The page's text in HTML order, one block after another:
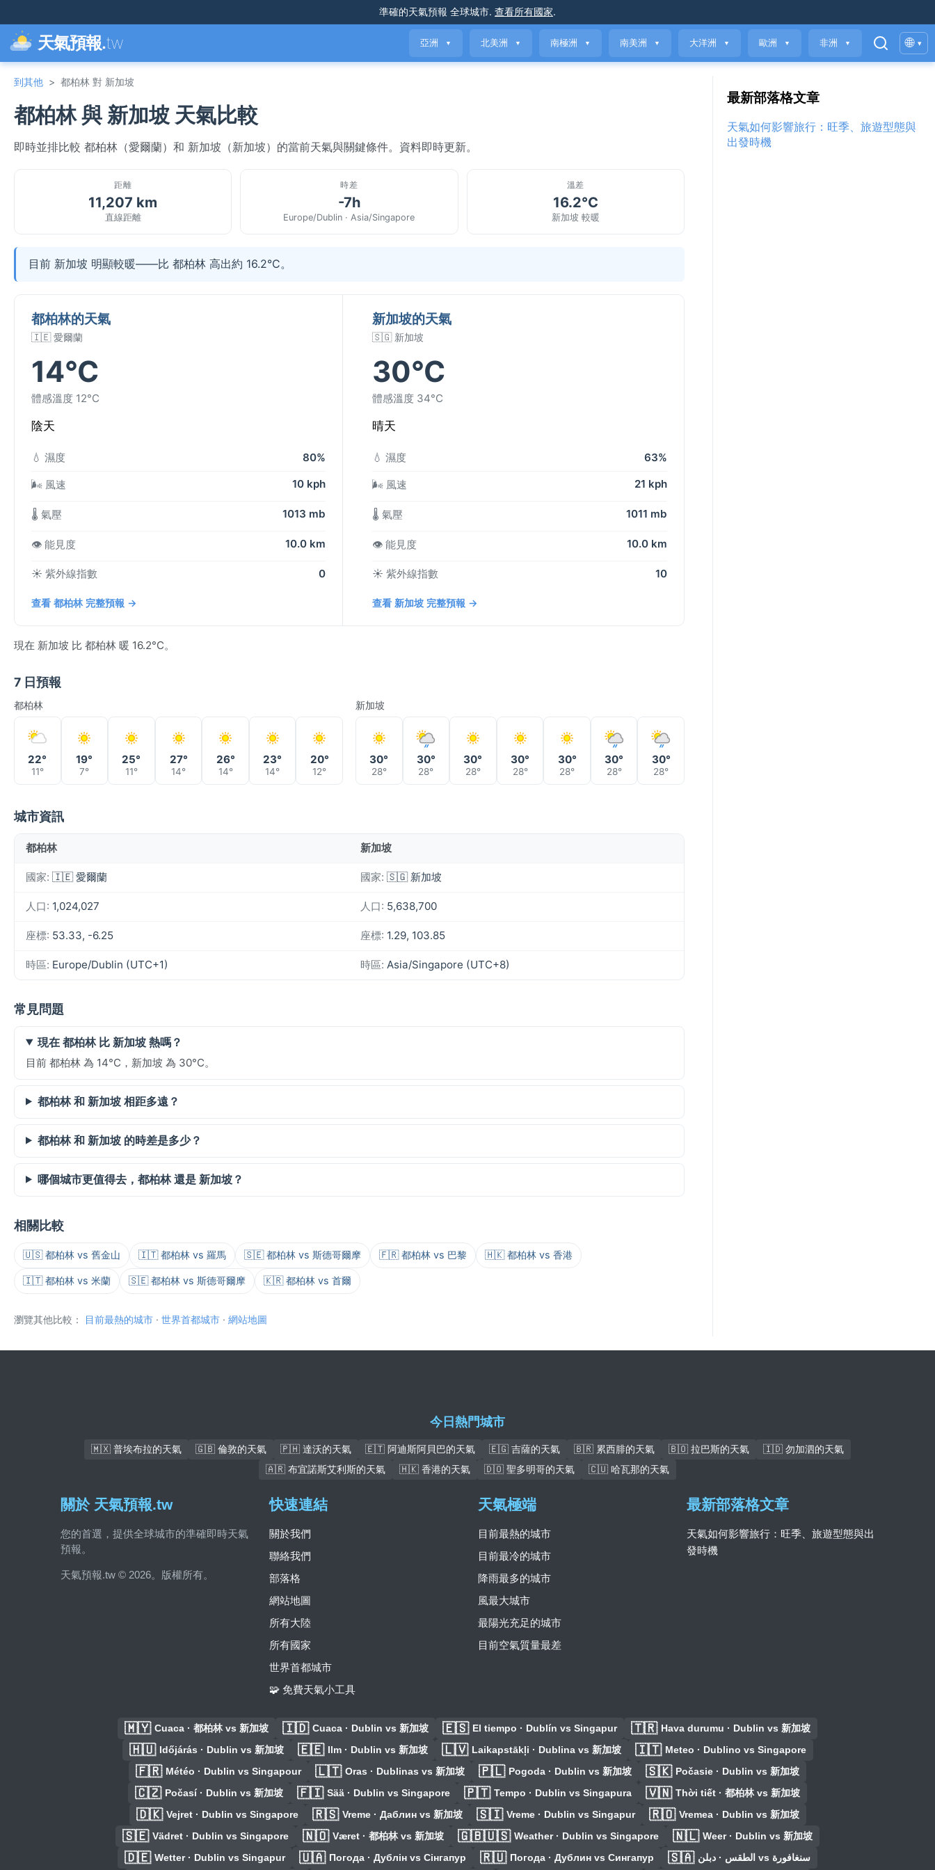
準確的天氣預報 全球城市. 查看所有國家.
天氣預報.tw 亞洲 ▼ 北美洲 ▼ 南極洲 ▼ 南美洲 ▼ 大洋洲 ▼ 歐洲 ▼ 非洲 ▼ 🌐 ▾
到其他 > 都柏林 對 新加坡
都柏林 與 新加坡 天氣比較
即時並排比較 都柏林（愛爾蘭）和 新加坡（新加坡）的當前天氣與關鍵條件。資料即時更新。
距離
11,207 km
直線距離
時差
-7h
Europe/Dublin · Asia/Singapore
溫差
16.2°C
新加坡 較暖
目前 新加坡 明顯較暖——比 都柏林 高出約 16.2°C。
都柏林的天氣
🇮🇪 愛爾蘭
14°C
體感溫度 12°C
陰天
💧 濕度 80%
🌬️ 風速 10 kph
🌡️ 氣壓 1013 mb
👁️ 能見度 10.0 km
☀️ 紫外線指數 0
查看 都柏林 完整預報 →
新加坡的天氣
🇸🇬 新加坡
30°C
體感溫度 34°C
晴天
💧 濕度 63%
🌬️ 風速 21 kph
🌡️ 氣壓 1011 mb
👁️ 能見度 10.0 km
☀️ 紫外線指數 10
查看 新加坡 完整預報 →
現在 新加坡 比 都柏林 暖 16.2°C。
7 日預報
都柏林
22°
11°
19°
7°
25°
11°
27°
14°
26°
14°
23°
14°
20°
12°
新加坡
30°
28°
30°
28°
30°
28°
30°
28°
30°
28°
30°
28°
30°
28°
城市資訊
都柏林 新加坡
國家: 🇮🇪 愛爾蘭 國家: 🇸🇬 新加坡
人口: 1,024,027 人口: 5,638,700
座標: 53.33, -6.25 座標: 1.29, 103.85
時區: Europe/Dublin (UTC+1) 時區: Asia/Singapore (UTC+8)
常見問題
現在 都柏林 比 新加坡 熱嗎？
目前 都柏林 為 14°C，新加坡 為 30°C。
都柏林 和 新加坡 相距多遠？
都柏林 和 新加坡 的時差是多少？
哪個城市更值得去，都柏林 還是 新加坡？
相關比較
🇺🇸 都柏林 vs 舊金山 🇮🇹 都柏林 vs 羅馬 🇸🇪 都柏林 vs 斯德哥爾摩 🇫🇷 都柏林 vs 巴黎 🇭🇰 都柏林 vs 香港
🇮🇹 都柏林 vs 米蘭 🇸🇪 都柏林 vs 斯德哥爾摩 🇰🇷 都柏林 vs 首爾
瀏覽其他比較： 目前最熱的城市 · 世界首都城市 · 網站地圖
最新部落格文章
天氣如何影響旅行：旺季、旅遊型態與
出發時機
今日熱門城市
🇲🇽 普埃布拉的天氣 🇬🇧 倫敦的天氣 🇵🇭 達沃的天氣 🇪🇹 阿迪斯阿貝巴的天氣 🇪🇬 吉薩的天氣 🇧🇷 累西腓的天氣 🇧🇴 拉巴斯的天氣
🇮🇩 勿加泗的天氣
🇦🇷 布宜諾斯艾利斯的天氣
🇭🇰 香港的天氣 🇩🇴 聖多明哥的天氣 🇨🇺 哈瓦那的天氣
關於 天氣預報.tw
您的首選，提供全球城市的準確即時天氣
預報。
天氣預報.tw © 2026。版權所有。
快速連結
關於我們
聯絡我們
部落格
網站地圖
所有大陸
所有國家
世界首都城市
🧩 免費天氣小工具
天氣極端
目前最熱的城市
目前最冷的城市
降雨最多的城市
風最大城市
最陽光充足的城市
目前空氣質量最差
最新部落格文章
天氣如何影響旅行：旺季、旅遊型態與出
發時機
🇲🇾 Cuaca · 都柏林 vs 新加坡 🇮🇩 Cuaca · Dublin vs 新加坡 🇪🇸 El tiempo · Dublín vs Singapur 🇹🇷 Hava durumu · Dublin vs 新加坡
🇭🇺 Időjárás · Dublin vs 新加坡 🇪🇪 Ilm · Dublin vs 新加坡 🇱🇻 Laikapstākļi · Dublina vs 新加坡 🇮🇹 Meteo · Dublino vs Singapore
🇫🇷 Météo · Dublin vs Singapour 🇱🇹 Oras · Dublinas vs 新加坡 🇵🇱 Pogoda · Dublin vs 新加坡 🇸🇰 Počasie · Dublin vs 新加坡
🇨🇿 Počasí · Dublin vs 新加坡 🇫🇮 Sää · Dublin vs Singapore 🇵🇹 Tempo · Dublin vs Singapura 🇻🇳 Thời tiết · 都柏林 vs 新加坡
🇩🇰 Vejret · Dublin vs Singapore 🇷🇸 Vreme · Даблин vs 新加坡 🇸🇮 Vreme · Dublin vs Singapur 🇷🇴 Vremea · Dublin vs 新加坡
🇸🇪 Vädret · Dublin vs Singapore 🇳🇴 Været · 都柏林 vs 新加坡 🇬🇧🇺🇸 Weather · Dublin vs Singapore 🇳🇱 Weer · Dublin vs 新加坡
🇩🇪 Wetter · Dublin vs Singapur 🇺🇦 Погода · Дублін vs Сінгапур 🇷🇺 Погода · Дублин vs Сингапур 🇸🇦 الطقس · دبلن vs سنغافورة